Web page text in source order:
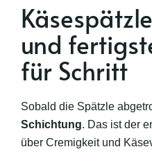
und
für Schritt
Sobald die Spätzle
Schichtung. Das ist der
über Cremigkeit und